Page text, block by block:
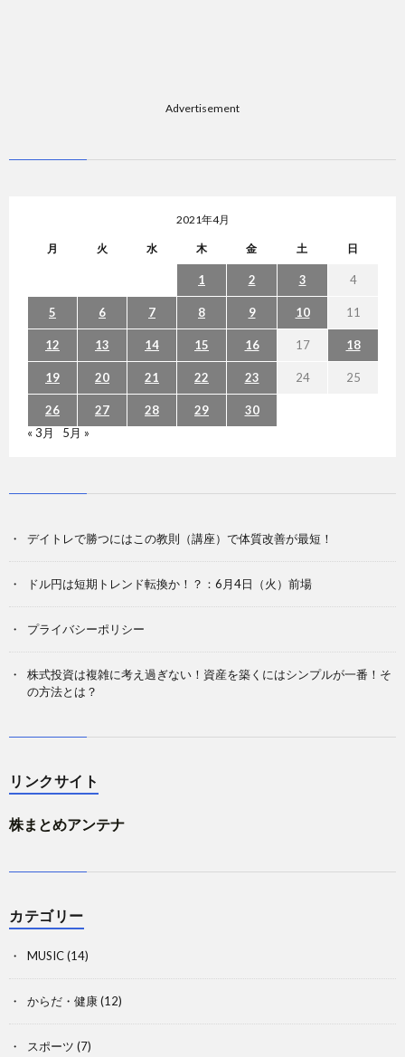
Advertisement
2021年4月
月 火 水 木 金 土 日
1 2 3 4
5 6 7 8 9 10 11
12 13 14 15 16 17 18
19 20 21 22 23 24 25
26 27 28 29
30
« 3月
5月 »
デイトレで勝つにはこの教則（講座）で体質改善が最短！
ドル円は短期トレンド転換か！？：6月4日（火）前場
プライバシーポリシー
株式投資は複雑に考え過ぎない！資産を築くにはシンプルが一番！そ
の方法とは？
リンクサイト
株まとめアンテナ
カテゴリー
MUSIC(14)
からだ・健康(12)
スポーツ (7)